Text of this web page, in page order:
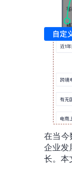
在当今
企业发
长。本